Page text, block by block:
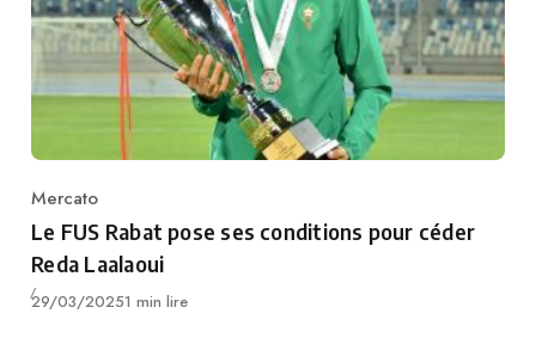
Category
Mercato
Le FUS Rabat pose ses conditions pour céder
Reda Laalaoui
Publié
29/03/20251 min lire